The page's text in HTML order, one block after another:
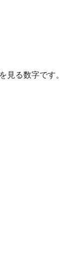
見る数字です。